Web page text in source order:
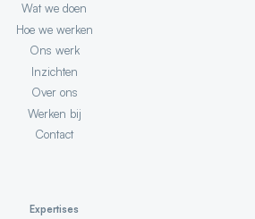
Wat we doen
Hoe we werken
Ons werk
Inzichten
Over ons
Werken bij
Contact
Expertises